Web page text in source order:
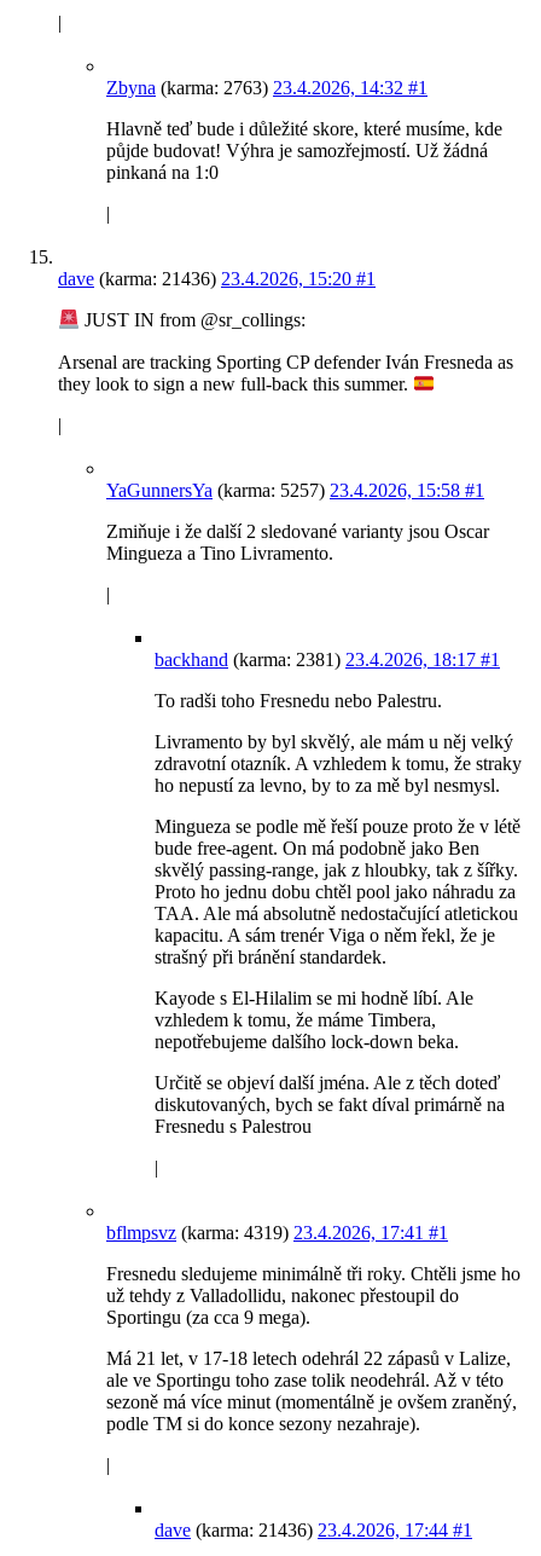
|
Zbyna (karma: 2763) 23.4.2026, 14:32 #1
Hlavně teď bude i důležité skore, které musíme, kde
půjde budovat! Výhra je samozřejmostí. Už žádná
pinkaná na 1:0
|
dave (karma: 21436) 23.4.2026, 15:20 #1
JUST IN from @sr_collings:
Arsenal are tracking Sporting CP defender Iván Fresneda as
they look to sign a new full-back this summer.
|
YaGunnersYa (karma: 5257) 23.4.2026, 15:58 #1
Zmiňuje i že další 2 sledované varianty jsou Oscar
Mingueza a Tino Livramento.
|
backhand (karma: 2381) 23.4.2026, 18:17 #1
To radši toho Fresnedu nebo Palestru.
Livramento by byl skvělý, ale mám u něj velký
zdravotní otazník. A vzhledem k tomu, že straky
ho nepustí za levno, by to za mě byl nesmysl.
Mingueza se podle mě řeší pouze proto že v létě
bude free-agent. On má podobně jako Ben
skvělý passing-range, jak z hloubky, tak z šířky.
Proto ho jednu dobu chtěl pool jako náhradu za
TAA. Ale má absolutně nedostačující atletickou
kapacitu. A sám trenér Viga o něm řekl, že je
strašný při bránění standardek.
Kayode s El-Hilalim se mi hodně líbí. Ale
vzhledem k tomu, že máme Timbera,
nepotřebujeme dalšího lock-down beka.
Určitě se objeví další jména. Ale z těch doteď
diskutovaných, bych se fakt díval primárně na
Fresnedu s Palestrou
|
bflmpsvz (karma: 4319) 23.4.2026, 17:41 #1
Fresnedu sledujeme minimálně tři roky. Chtěli jsme ho
už tehdy z Valladollidu, nakonec přestoupil do
Sportingu (za cca 9 mega).
Má 21 let, v 17-18 letech odehrál 22 zápasů v Lalize,
ale ve Sportingu toho zase tolik neodehrál. Až v této
sezoně má více minut (momentálně je ovšem zraněný,
podle TM si do konce sezony nezahraje).
|
dave (karma: 21436) 23.4.2026, 17:44 #1